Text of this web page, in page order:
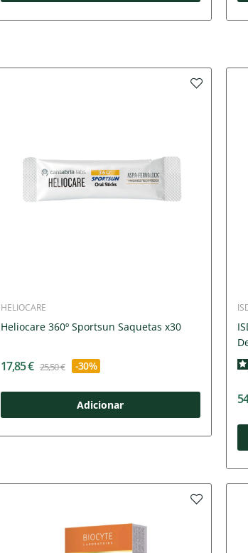
HELIOCARE
Heliocare 360º Sportsun Saquetas x30
17,85 € 25,50 € -30%
Adicionar